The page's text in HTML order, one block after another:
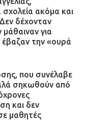
ακόμα και
δέχονταν
για
έβαζαν την «ουρά
που συνέλαβε
σηκωθούν από
και δεν
μαθητές